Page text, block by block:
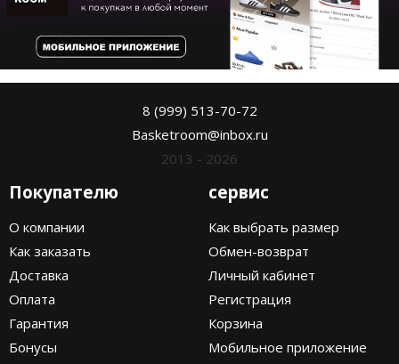
8 (999) 513-70-72
Basketroom@inbox.ru
2013 - 2026
Покупателю
О компании
Как заказать
Доставка
Оплата
Гарантия
Бонусы
сервис
Как выбрать размер
Обмен-возврат
Личный кабинет
Регистрация
Корзина
Мобильное приложение